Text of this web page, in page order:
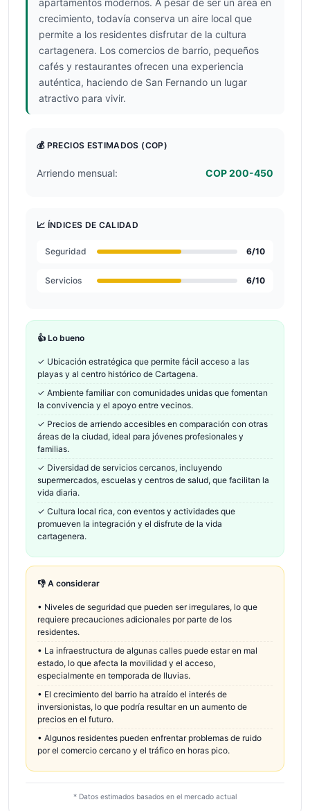
apartamentos modernos. A pesar de ser un área en
crecimiento, todavía conserva un aire local que
permite a los residentes disfrutar de la cultura
cartagenera. Los comercios de barrio, pequeños
cafés y restaurantes ofrecen una experiencia
auténtica, haciendo de San Fernando un lugar
atractivo para vivir.
💰 PRECIOS ESTIMADOS (COP)
Arriendo mensual: COP 200-450
📈 ÍNDICES DE CALIDAD
Seguridad 6/10
Servicios 6/10
👍 Lo bueno
✓ Ubicación estratégica que permite fácil acceso a las
playas y al centro histórico de Cartagena.
✓ Ambiente familiar con comunidades unidas que fomentan
la convivencia y el apoyo entre vecinos.
✓ Precios de arriendo accesibles en comparación con otras
áreas de la ciudad, ideal para jóvenes profesionales y
familias.
✓ Diversidad de servicios cercanos, incluyendo
supermercados, escuelas y centros de salud, que facilitan la
vida diaria.
✓ Cultura local rica, con eventos y actividades que
promueven la integración y el disfrute de la vida
cartagenera.
👎 A considerar
• Niveles de seguridad que pueden ser irregulares, lo que
requiere precauciones adicionales por parte de los
residentes.
• La infraestructura de algunas calles puede estar en mal
estado, lo que afecta la movilidad y el acceso,
especialmente en temporada de lluvias.
• El crecimiento del barrio ha atraído el interés de
inversionistas, lo que podría resultar en un aumento de
precios en el futuro.
• Algunos residentes pueden enfrentar problemas de ruido
por el comercio cercano y el tráfico en horas pico.
* Datos estimados basados en el mercado actual